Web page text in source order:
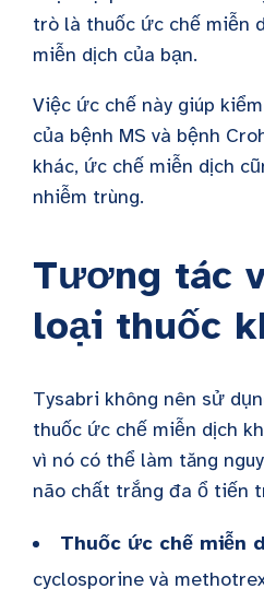
trò là thuốc ức chế miễn
miễn dịch của bạn.
Việc ức chế này giúp
của bệnh MS và bệnh
khác, ức chế miễn dịch
nhiễm trùng.
Tương tác
loại thuốc
Tysabri không nên sử
thuốc ức chế miễn dịch
vì nó có thể làm tăng
não chất trắng đa ổ tiến
Thuốc ức chế miễn
cyclosporine và